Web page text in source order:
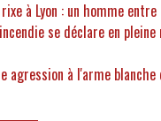
à Lyon : un homme
incendie se déclare en
agression à l'arme